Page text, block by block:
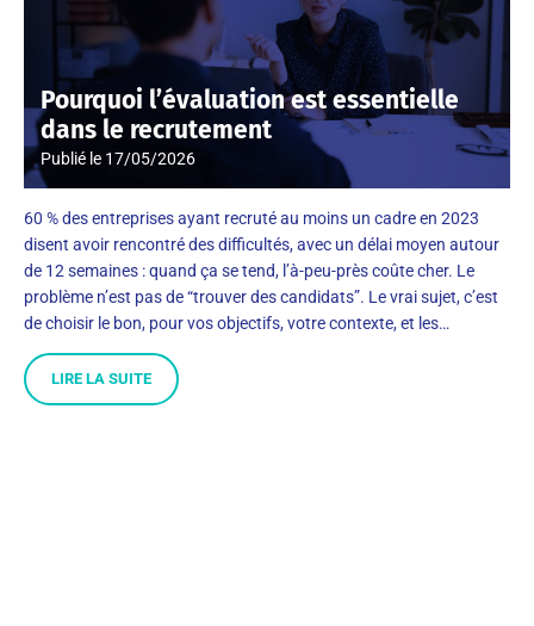
Pourquoi l’évaluation est essentielle
dans le recrutement
Publié le 17/05/2026
60 % des entreprises ayant recruté au moins un cadre en 2023
disent avoir rencontré des difficultés, avec un délai moyen autour
de 12 semaines : quand ça se tend, l’à-peu-près coûte cher. Le
problème n’est pas de “trouver des candidats”. Le vrai sujet, c’est
de choisir le bon, pour vos objectifs, votre contexte, et les…
LIRE LA SUITE